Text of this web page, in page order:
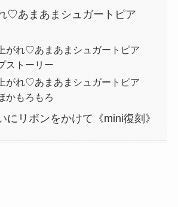
♡あまあまシュガートピア
がれ♡あまあまシュガートピア
ストーリー
がれ♡あまあまシュガートピア
かもろもろ
にリボンをかけて《mini復刻》